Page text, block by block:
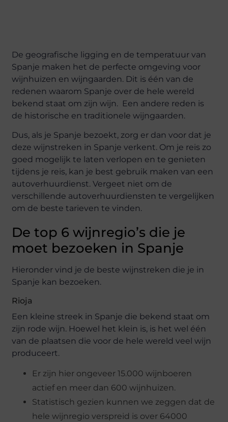
De geografische ligging en de temperatuur van
Spanje maken het de perfecte omgeving voor
wijnhuizen en wijngaarden. Dit is één van de
redenen waarom Spanje over de hele wereld
bekend staat om zijn wijn. Een andere reden is
de historische en traditionele wijngaarden.
Dus, als je Spanje bezoekt, zorg er dan voor dat je
deze wijnstreken in Spanje verkent. Om je reis zo
goed mogelijk te laten verlopen en te genieten
tijdens je reis, kan je best gebruik maken van een
autoverhuurdienst. Vergeet niet om de
verschillende autoverhuurdiensten te vergelijken
om de beste tarieven te vinden.
De top 6 wijnregio’s die je
moet bezoeken in Spanje
Hieronder vind je de beste wijnstreken die je in
Spanje kan bezoeken.
Rioja
Een kleine streek in Spanje die bekend staat om
zijn rode wijn. Hoewel het klein is, is het wel één
van de plaatsen die voor de hele wereld veel wijn
produceert.
Er zijn hier ongeveer 15.000 wijnboeren
actief en meer dan 600 wijnhuizen.
Statistisch gezien kunnen we zeggen dat de
hele wijnregio verspreid is over 64000